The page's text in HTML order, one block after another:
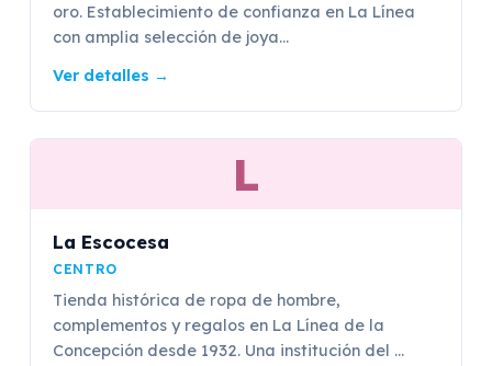
oro. Establecimiento de confianza en La Línea
con amplia selección de joya...
Ver detalles →
L
La Escocesa
CENTRO
Tienda histórica de ropa de hombre,
complementos y regalos en La Línea de la
Concepción desde 1932. Una institución del ...